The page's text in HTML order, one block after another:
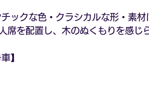
チックな色・クラシカルな形・素
席を配置し、木のぬくもりを感じ
】